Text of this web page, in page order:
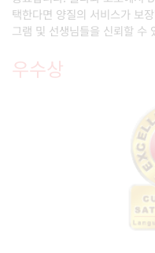
택한다면 양질의 서비스가 보
그램 및 선생님들을 신뢰할 수
우수상